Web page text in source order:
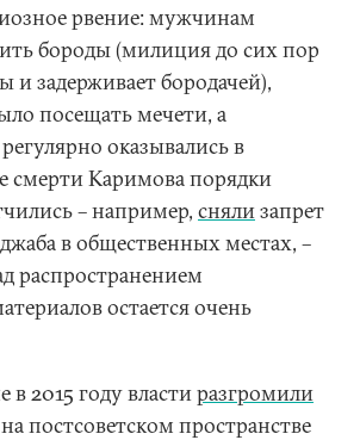
рвение: мужчинам
бороды (милиция до сих пор
и задерживает бородачей),
посещать мечети, а
оказывались в
смерти Каримова порядки
– например, снялизапрет
в общественных местах, –
распространением
остается очень
в 2015 году властиразгромили
постсоветском пространстве